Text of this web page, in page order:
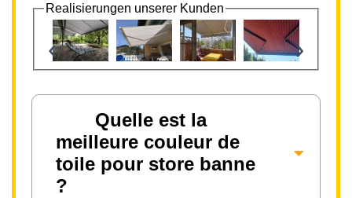
Realisierungen unserer Kunden
‹ ›
Quelle est la
meilleure couleur de
toile pour store banne
?